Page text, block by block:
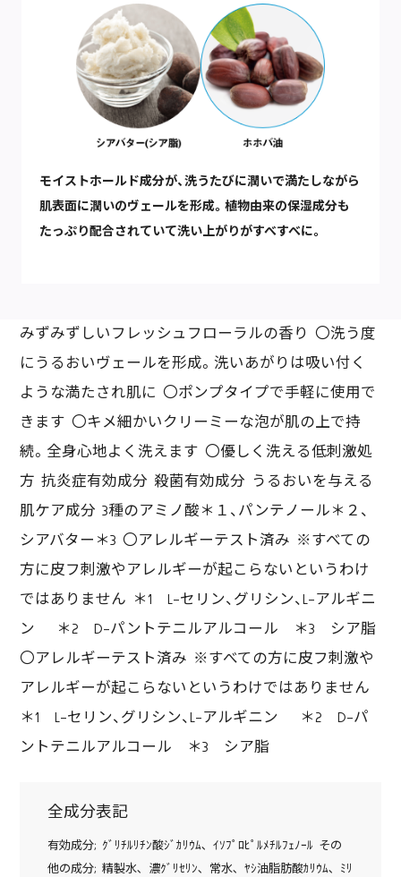
モイストホールド成分が、洗うたびに潤いで満たしながら
肌表面に潤いのヴェールを形成。植物由来の保湿成分も
たっぷり配合されていて洗い上がりがすべすべに。
みずみずしいフレッシュフローラルの香り 〇洗う度
にうるおいヴェールを形成。洗いあがりは吸い付く
ような満たされ肌に 〇ポンプタイプで手軽に使用で
きます 〇キメ細かいクリーミーな泡が肌の上で持
続。全身心地よく洗えます 〇優しく洗える低刺激処
方 抗炎症有効成分 殺菌有効成分 うるおいを与える
肌ケア成分 3種のアミノ酸＊１、パンテノール＊２、
シアバター＊3 〇アレルギーテスト済み ※すべての
方に皮フ刺激やアレルギーが起こらないというわけ
ではありません ＊1 L-セリン、グリシン、L-アルギニ
ン ＊2 D-パントテニルアルコール ＊3 シア脂
〇アレルギーテスト済み ※すべての方に皮フ刺激や
アレルギーが起こらないというわけではありません
＊1 L-セリン、グリシン、L-アルギニン ＊2 D-パ
ントテニルアルコール ＊3 シア脂
全成分表記
有効成分; ｸﾞﾘﾁﾙﾘﾁﾝ酸ｼﾞｶﾘｳﾑ､ ｲｿﾌﾟﾛﾋﾟﾙﾒﾁﾙﾌｪﾉｰﾙ その
他の成分; 精製水､ 濃ｸﾞﾘｾﾘﾝ､ 常水､ ﾔｼ油脂肪酸ｶﾘｳﾑ､ ﾐﾘ